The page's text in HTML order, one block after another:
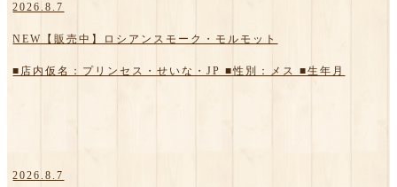
2026.8.7
NEW【販売中】ロシアンスモーク・モルモット
■店内仮名：プリンセス・せいな・JP ■性別：メス ■生年月
2026.8.7